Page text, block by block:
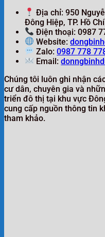
Địa chỉ: 950
Đông Hiệp, TP. Hồ
Điện thoại: 0987
Website:
Zalo:0987 778
Email:
Chúng tôi luôn ghi nhận
cư dân, chuyên gia và
triển đô thị tại khu vực
cung cấp nguồn thông tin
tham khảo.